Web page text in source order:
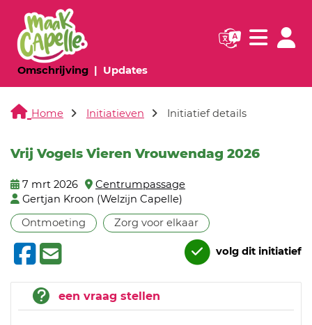
Omschrijving(huidige pagina)
Updates(huidige pagina)
Navigatie
Home Initiatieven Initiatief details
Vrij Vogels Vieren Vrouwendag 2026
7 mrt 2026
Centrumpassage
Gertjan Kroon (Welzijn Capelle)
Ontmoeting
Zorg voor elkaar
volg dit initiatief
een vraag stellen